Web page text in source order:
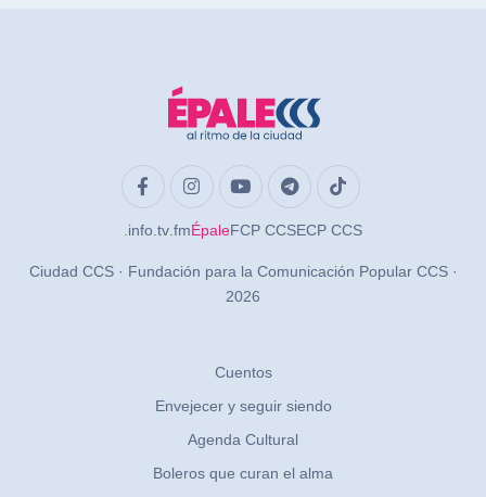
.info .tv .fmÉpaleFCP CCSECP CCS
Ciudad CCS · Fundación para la Comunicación Popular CCS ·
2026
Cuentos
Envejecer y seguir siendo
Agenda Cultural
Boleros que curan el alma